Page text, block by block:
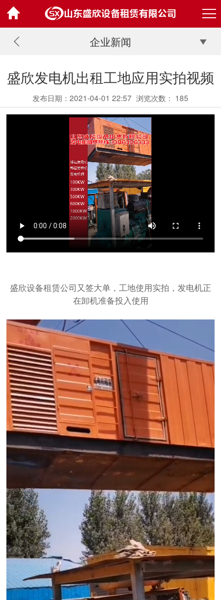
企业新闻
盛欣发电机出租工地应用实拍视频
发布日期：2021-04-01 22:57 浏览次数： 185
盛欣设备租赁公司又签大单，工地使用实拍，发电机正
在卸机准备投入使用